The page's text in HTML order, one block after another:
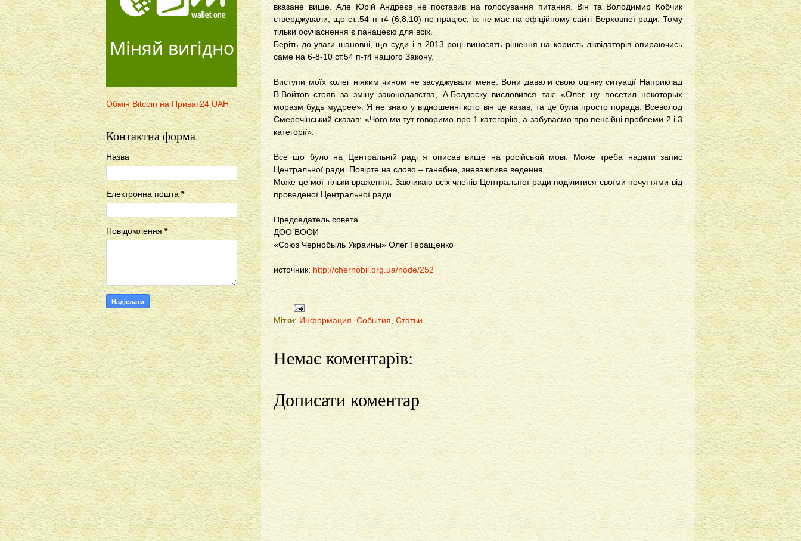
вказане вище. Але Юрій Андреєв не поставив на голосування питання. Він та Володимир Кобчик
стверджували, що ст..54 п-т4 (6,8,10) не працює, їх не має на офіційному сайті Верховної ради. Тому
тільки осучаснення є панацеєю для всіх.
Беріть до уваги шановні, що суди і в 2013 році виносять рішення на користь ліквідаторів опираючись
саме на 6-8-10 ст.54 п-т4 нашого Закону.
Виступи моїх колег ніяким чином не засуджували мене. Вони давали свою оцінку ситуації Наприклад
В.Войтов стояв за зміну законодавства, А.Болдеску висловився так: «Олег, ну посетил некоторых
моразм будь мудрее». Я не знаю у відношенні кого він це казав, та це була просто порада. Всеволод
Смеречінський сказав: «Чого ми тут говоримо про 1 категорію, а забуваємо про пенсійні проблеми 2 і 3
категорії».
Все що було на Центральній раді я описав вище на російській мові. Може треба надати запис
Центральної ради. Повірте на слово – ганебне, зневажливе ведення.
Може це мої тільки враження. Закликаю всіх членів Центральної ради поділитися своїми почуттями від
проведеної Центральної ради.
Председатель совета
ДОО ВООИ
«Союз Чернобыль Украины» Олег Геращенко
источник: http://chernobil.org.ua/node/252
Мітки: Информация, События, Статьи
Немає коментарів:
Дописати коментар
Міняй вигідно
Обмін Bitcoin на Приват24 UAH
Контактна форма
Назва
Електронна пошта*
Повідомлення *